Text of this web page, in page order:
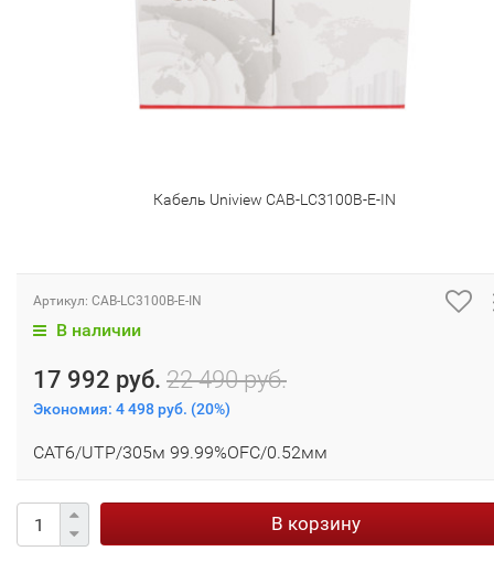
Кабель Uniview CAB-LC3100B-E-IN
Артикул: CAB-LC3100B-E-IN
В наличии
17 992 руб. 22 490 руб.
Экономия: 4 498 руб. (20%)
CAT6/UTP/305м 99.99%OFC/0.52мм
В корзину